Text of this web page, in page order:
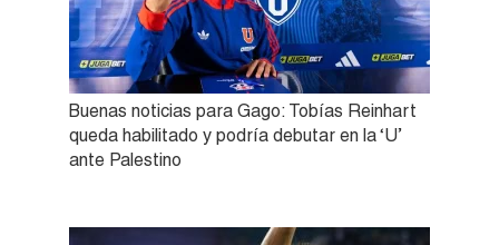
Buenas noticias para Gago: Tobías Reinhart
queda habilitado y podría debutar en la ‘U’
ante Palestino